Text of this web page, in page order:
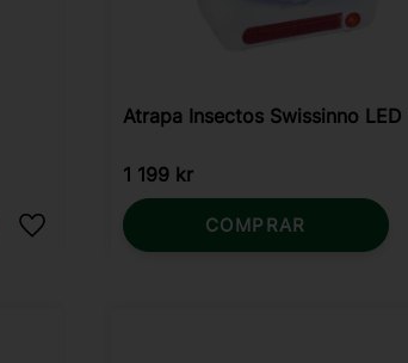
Añadir a favoritos
Atrapa Insectos Swissinno LED
1 199 kr
COMPRAR